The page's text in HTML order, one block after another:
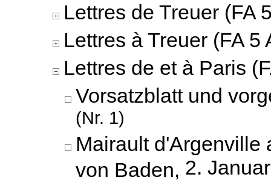
Lettres de Treuer (FA
Lettres à Treuer (FA 5
Lettres de et à Paris
Vorsatzblatt und
(Nr. 1)
Mairault d'Argenville
von Baden, 2.